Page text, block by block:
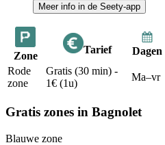
Meer info in de Seety-app
Zone
Tarief Dagen
Rode
zone
Gratis (30 min) -
1€ (1u)
Ma–vr
Gratis zones in Bagnolet
Blauwe zone